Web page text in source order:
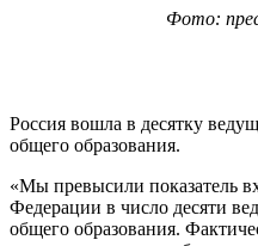
Фото:
Россия вошла в десятку
общего образования.
«Мы превысили показатель
Федерации в число десяти
общего образования.